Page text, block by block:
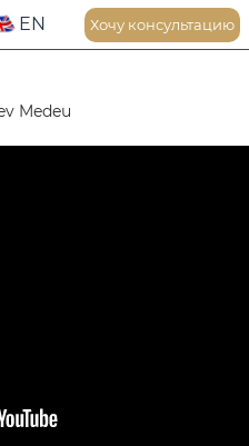
EN Хочу консультацию
Medeu